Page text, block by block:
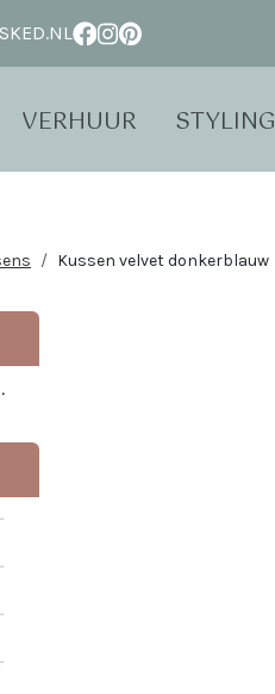
STYLING
VERHUUR
Kussen velvet donkerblauw